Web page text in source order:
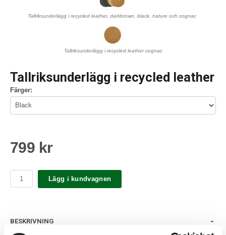
Tallriksunderlägg i recycled leather, darkbrown, black, nature och cognac
Tallriksunderlägg i recycled leather cognac
Tallriksunderlägg i recycled leather
Färger:
799 kr
Lägg i kundvagnen
BESKRIVNING